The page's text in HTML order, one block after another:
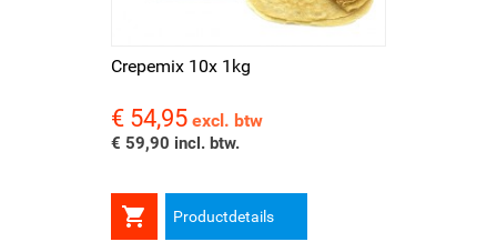
Crepemix 10x 1kg
Prijs
€ 54,95 excl. btw
€ 59,90 incl. btw.
 Productdetails